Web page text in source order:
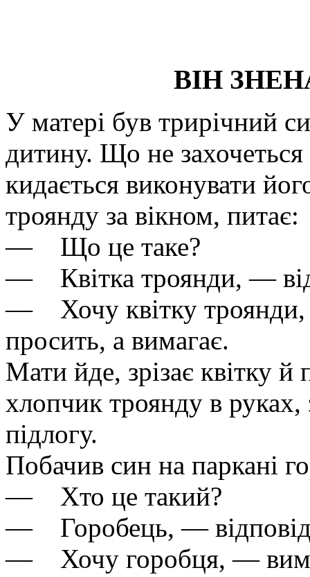
ВІН
У матері був трирічний
дитину. Що не
кидається виконувати
троянду за вікном, питає:
— Що це таке?
— Квітка троянди, —
— Хочу квітку
просить, а вимагає.
Мати йде, зрізає квітку
хлопчик троянду в
підлогу.
Побачив син на паркані
— Хто це такий?
— Горобець, —
— Хочу горобця, —